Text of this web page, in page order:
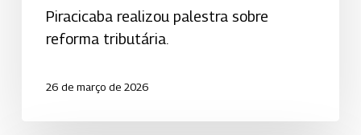
Piracicaba realizou palestra sobre
reforma tributária.
26 de março de 2026